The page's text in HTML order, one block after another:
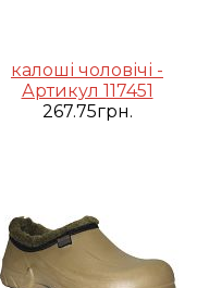
калоші чоловічі -
Артикул 117451
267.75грн.